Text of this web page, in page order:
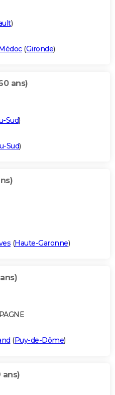
)
(Gironde)
ans)
Sud)
Sud)
(Haute-Garonne)
(Puy-de-Dôme)
ans)